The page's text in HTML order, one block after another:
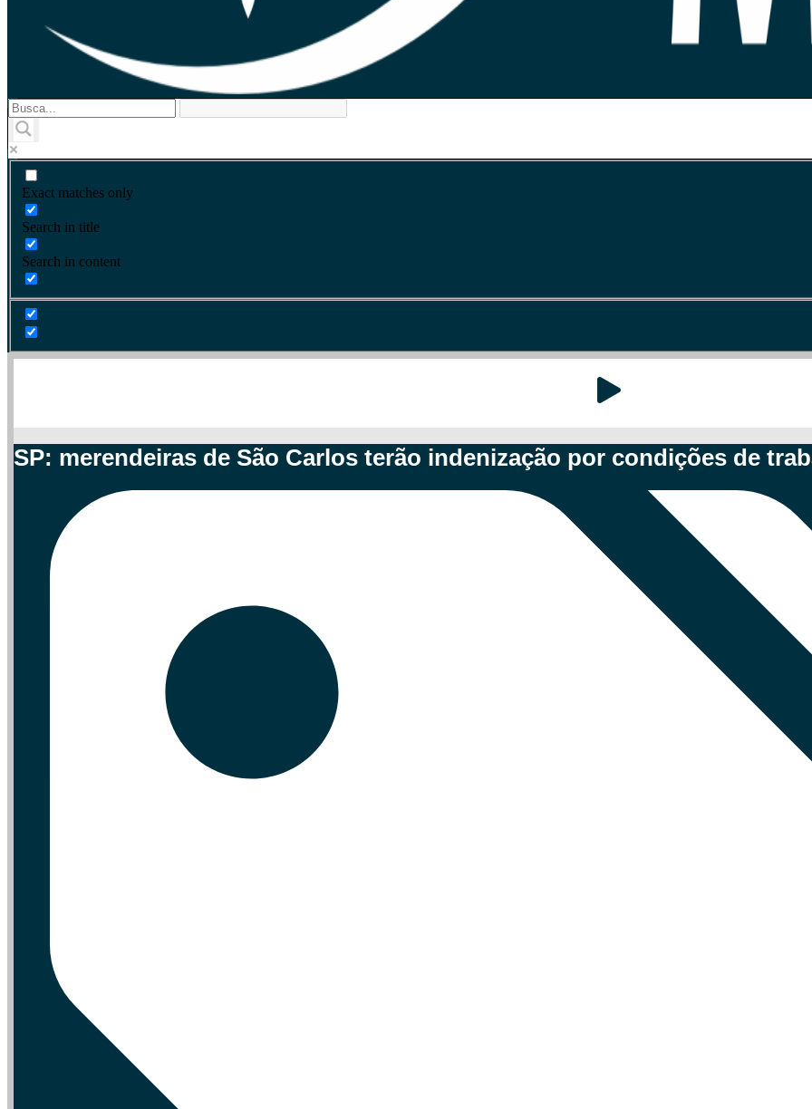
Exact matches only
Search in title
Search in content
SP: merendeiras de São Carlos terão indenização por condições de